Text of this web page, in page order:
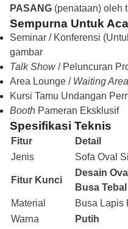
PASANG (penataan) oleh
Sempurna Untuk
Seminar / Konferensi
gambar
Talk Show/ Peluncuran
Area Lounge / Waiting Area
Kursi Tamu Undangan
Booth Pameran Eksklusif
Spesifikasi Teknis
Fitur
Detail
Jenis
Sofa Oval
Fitur Kunci
Desain
Busa Tebal
Material
Busa Lapis
Warna
Putih